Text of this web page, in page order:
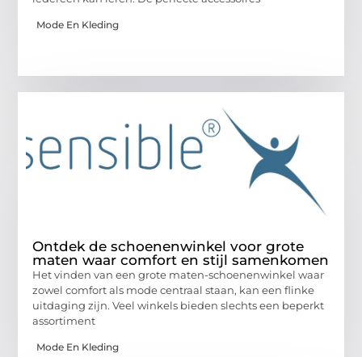
Mode En Kleding
Ontdek de schoenenwinkel voor grote
maten waar comfort en stijl samenkomen
Het vinden van een grote maten-schoenenwinkel waar
zowel comfort als mode centraal staan, kan een flinke
uitdaging zijn. Veel winkels bieden slechts een beperkt
assortiment
Mode En Kleding